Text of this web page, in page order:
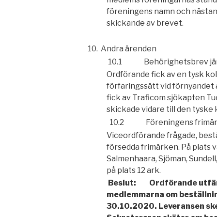
föreningens namn och
skickande av brevet.
10.Andra ärenden
10.1 Behörighetsbrev
Ordförande fick av en tysk
förfaringssätt vid
fick av Traficom sjökapten
skickade vidare till den tyske
10.2 Föreningens
Viceordförande frågade,
försedda frimärken. På plats
Salmenhaara, Sjöman,
på plats 12 ark.
Beslut: Ordförande
medlemmarna om be
30.10.2020. Leveransen